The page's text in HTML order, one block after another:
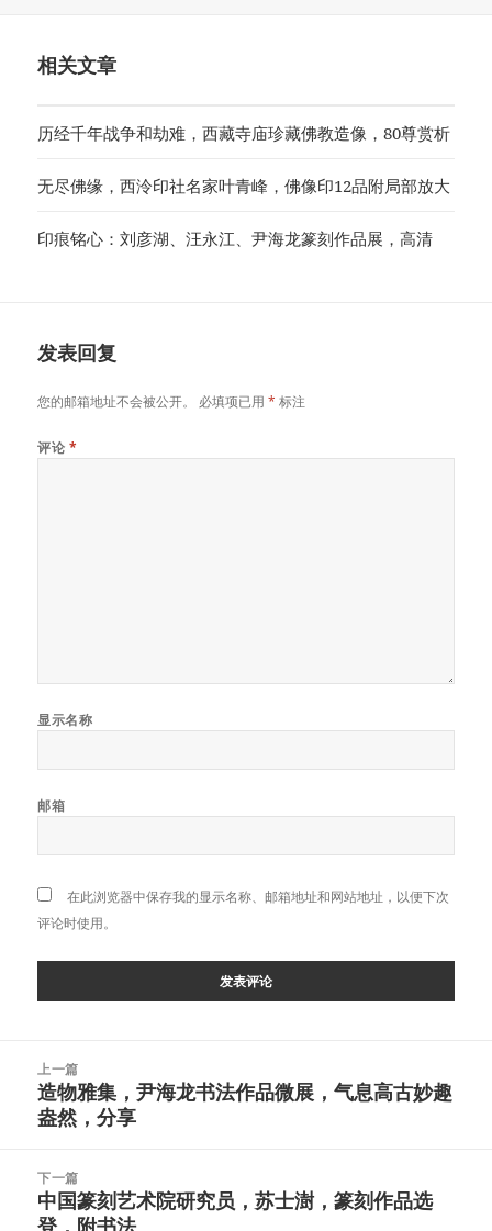
相关文章
历经千年战争和劫难，西藏寺庙珍藏佛教造像，80尊赏析
无尽佛缘，西泠印社名家叶青峰，佛像印12品附局部放大
印痕铭心：刘彦湖、汪永江、尹海龙篆刻作品展，高清
发表回复
您的邮箱地址不会被公开。 必填项已用* 标注
评论 *
显示名称
邮箱
在此浏览器中保存我的显示名称、邮箱地址和网站地址，以便下次
评论时使用。
上一篇
上
篇
章：
造物雅集，尹海龙书法作品微展，气息高古妙趣
盎然，分享
下一篇
下
中国篆刻艺术院研究员，苏士澍，篆刻作品选